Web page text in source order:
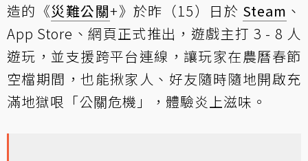
造的《災難公關+》於昨（15）日於 Steam 、
App Store、網頁正式推出，遊戲主打 3 - 8 人
遊玩，並支援跨平台連線，讓玩家在農曆春節
空檔期間，也能揪家人、好友隨時隨地開啟充
滿地獄哏「公關危機」，體驗炎上滋味。